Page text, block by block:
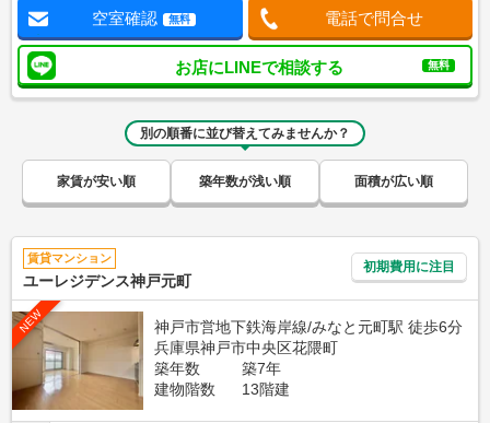
空室確認 無料 電話で問合せ
お店にLINEで相談する 無料
別の順番に並び替えてみませんか？
家賃が安い順 築年数が浅い順 面積が広い順
賃貸マンション
ユーレジデンス神戸元町
初期費用に注目
NEW
神戸市営地下鉄海岸線/みなと元町駅 徒歩6分
兵庫県神戸市中央区花隈町
築年数
築7年
建物階数
13階建